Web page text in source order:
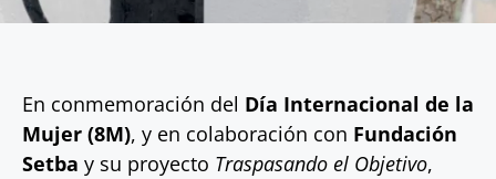
En conmemoración del Día Internacional de la
Mujer (8M), y en colaboración con Fundación
Setba y su proyecto Traspasando el Objetivo,